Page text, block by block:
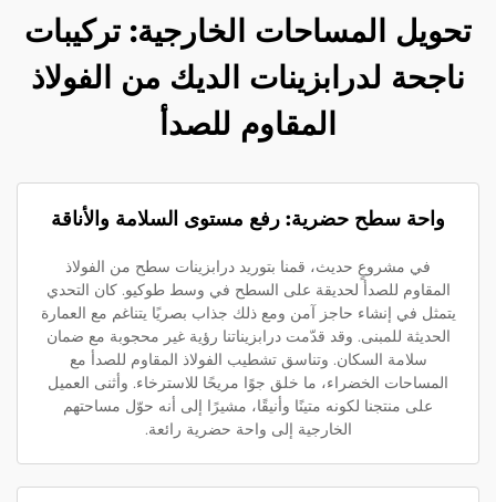
تحويل المساحات الخارجية: تركيبات
ناجحة لدرابزينات الديك من الفولاذ
المقاوم للصدأ
واحة سطح حضرية: رفع مستوى السلامة والأناقة
في مشروعٍ حديث، قمنا بتوريد درابزينات سطح من الفولاذ
المقاوم للصدأ لحديقة على السطح في وسط طوكيو. كان التحدي
يتمثل في إنشاء حاجز آمن ومع ذلك جذاب بصريًا يتناغم مع العمارة
الحديثة للمبنى. وقد قدّمت درابزيناتنا رؤية غير محجوبة مع ضمان
سلامة السكان. وتناسق تشطيب الفولاذ المقاوم للصدأ مع
المساحات الخضراء، ما خلق جوًا مريحًا للاسترخاء. وأثنى العميل
على منتجنا لكونه متينًا وأنيقًا، مشيرًا إلى أنه حوّل مساحتهم
الخارجية إلى واحة حضرية رائعة.